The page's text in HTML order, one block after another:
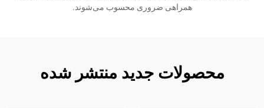
همراهی ضروری محسوب می‌شوند.
محصولات جدید منتشر شده